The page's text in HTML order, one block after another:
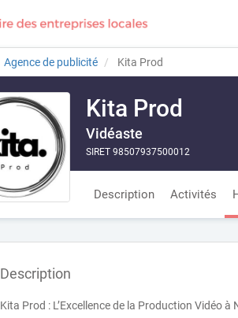
Agence de publicité Kita Prod
Kita Prod
Vidéaste
SIRET 98507937500012
Description Activités
Description
Kita Prod : L’Excellence de la Production Vidéo à